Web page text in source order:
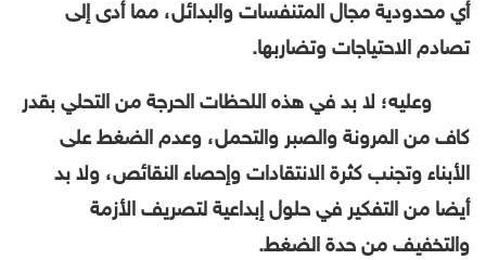
أي محدودية مجال المتنفسات والبدائل، مما أدى إلى
تصادم الاحتياجات وتضاربها.
وعليه؛ لا بد في هذه اللحظات الحرجة من التحلي بقدر
كاف من المرونة والصبر والتحمل، وعدم الضغط على
الأبناء وتجنب كثرة الانتقادات وإحصاء النقائص، ولا بد
أيضا من التفكير في حلول إبداعية لتصريف الأزمة
والتخفيف من حدة الضغط.